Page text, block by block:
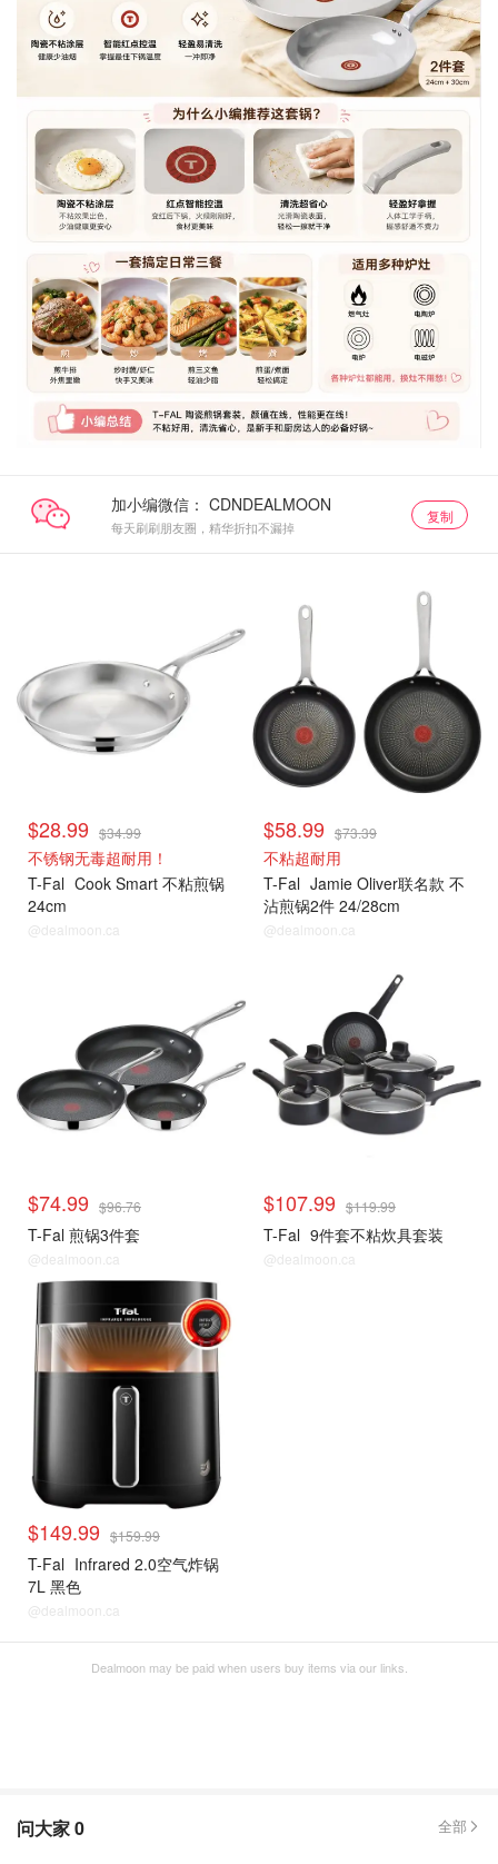
加小编微信：
每天刷刷朋友圈，精华折扣不漏掉
复制
$28.99 $34.99
不锈钢无毒超耐用！
T-Fal Cook Smart 不粘煎锅
24cm
@dealmoon.ca
$58.99 $73.39
不粘超耐用
T-Fal Jamie Oliver联名款 不
沾煎锅2件 24/28cm
@dealmoon.ca
$74.99 $96.76
T-Fal 煎锅3件套
@dealmoon.ca
$107.99 $119.99
T-Fal 9件套不粘炊具套装
@dealmoon.ca
$149.99 $159.99
T-Fal Infrared 2.0空气炸锅
7L 黑色
@dealmoon.ca
Dealmoon may be paid when users buy items via our links.
问大家0 全部